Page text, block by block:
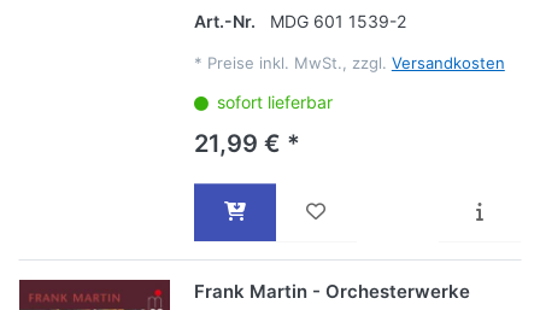
Art.-Nr.
MDG 601 1539-2
* Preise inkl. MwSt., zzgl. Versandkosten
sofort lieferbar
21,99 € *
Frank Martin - Orchesterwerke